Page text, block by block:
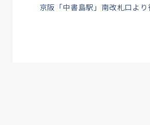
京阪「中書島駅」南改札口より